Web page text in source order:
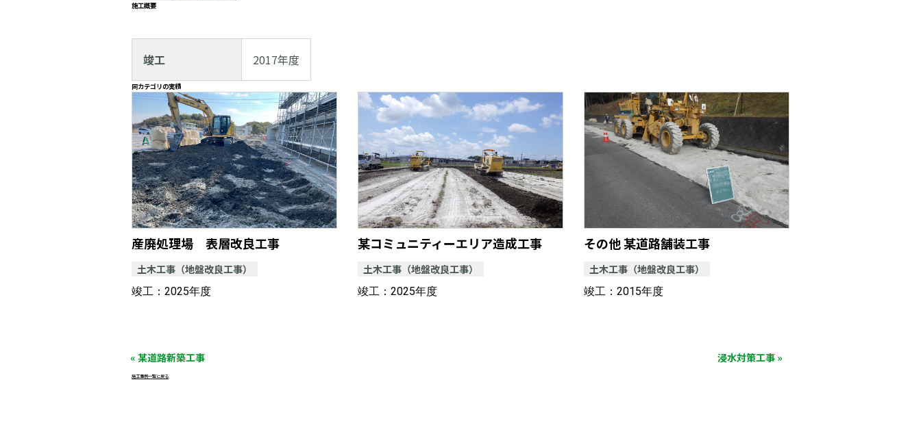
施工概要
竣工 2017年度
同カテゴリの実績
産廃処理場 表層改良工事
土木工事（地盤改良工事）
竣工：2025年度
某コミュニティーエリア造成工事
土木工事（地盤改良工事）
竣工：2025年度
その他 某道路舗装工事
土木工事（地盤改良工事）
竣工：2015年度
« 某道路新築工事 浸水対策工事 »
施工事例一覧に戻る